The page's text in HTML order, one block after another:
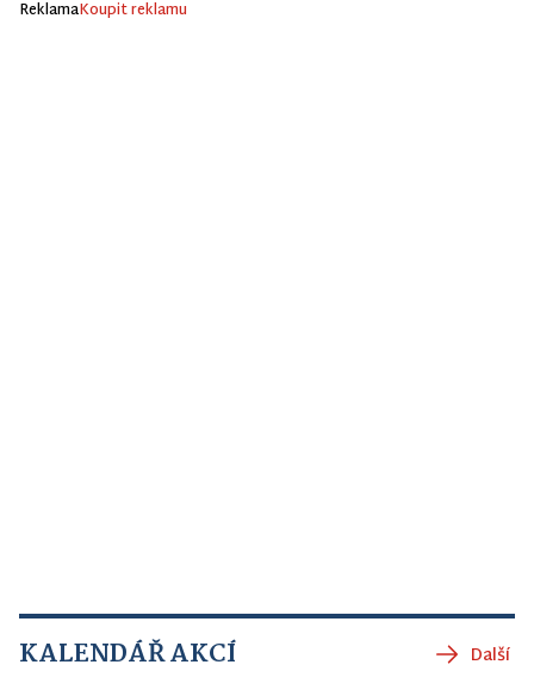
ReklamaKoupit reklamu
KALENDÁŘ AKCÍ Další